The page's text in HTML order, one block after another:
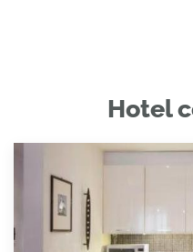
Hotel